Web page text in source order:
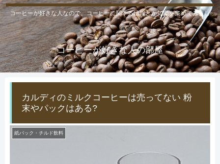
コーヒーが好きな人なので、コーヒーに関する情報とか知識を集めてみまし
た。
コーヒーが好きな人の部屋
カルディのミルクコーヒーは売ってない 粉
末やパックはある?
紙パック・チルド飲料